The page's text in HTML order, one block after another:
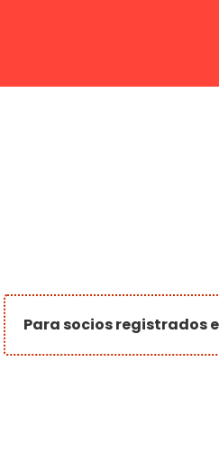
Para socios registrados